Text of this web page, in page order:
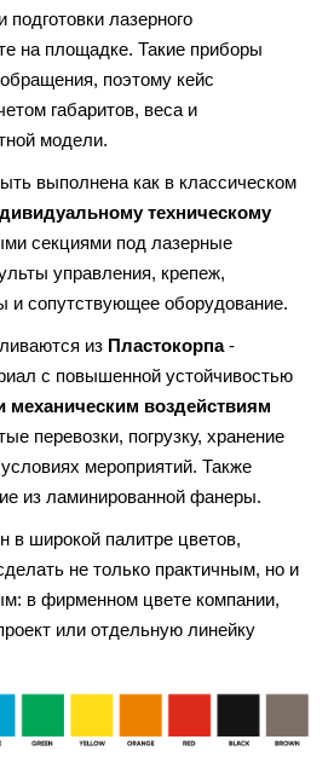
подготовки лазерного
на площадке. Такие приборы
поэтому кейс
габаритов, веса и
модели.
выполнена как в классическом
техническому
секциями под лазерные
управления, крепеж,
и сопутствующее оборудование.
из Пластокорпа-
с повышенной устойчивостью
механическим воздействиям
перевозки, погрузку, хранение
мероприятий. Также
из ламинированной фанеры.
в широкой палитре цветов,
не только практичным, но и
в фирменном цвете компании,
или отдельную линейку